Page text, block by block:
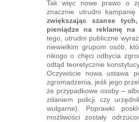
Tak więc nowe prawo o
znacznie utrudni
zwiększając szanse
pieniądze na reklamę na
tego, utrudni publiczne
niewielkim grupom osób,
nikogo o chęci odbycia
odtąd teoretycznie
Oczywiście nowa ustawa
zgromadzenia, jeśli jego
że przypadkowe osoby –
zdaniem policji czy
wulgarne). Poprawki
możliwości zostały